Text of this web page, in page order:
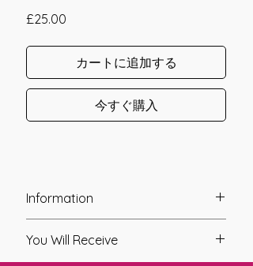
£25.00
カートに追加する
今すぐ購入
Information
Year of Channelling: 2023
Fixed Fee System: Yes
You Will Receive